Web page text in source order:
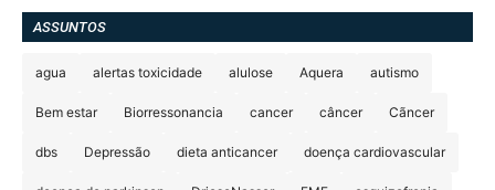
ASSUNTOS
agua alertas toxicidade alulose Aquera autismo
Bem estar Biorressonancia cancer câncer Cãncer
dbs Depressão dieta anticancer doença cardiovascular